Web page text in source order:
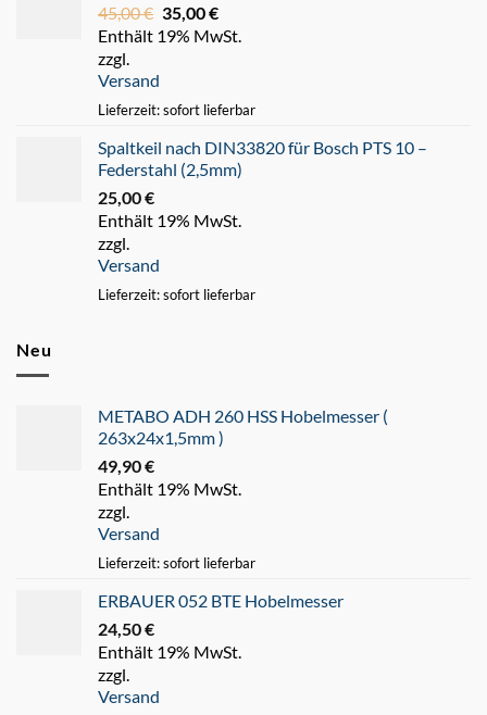
45,00€ Ursprünglicher
Preis
35,00€Aktueller
Preis
Enthält 19% MwSt.
zzgl.
Versand
Lieferzeit: sofort lieferbar
Spaltkeil nach DIN33820 für Bosch PTS 10 –
Federstahl (2,5mm)
25,00€
Enthält 19% MwSt.
zzgl.
Versand
Lieferzeit: sofort lieferbar
Neu
METABO ADH 260 HSS Hobelmesser (
263x24x1,5mm )
49,90€
Enthält 19% MwSt.
zzgl.
Versand
Lieferzeit: sofort lieferbar
ERBAUER 052 BTE Hobelmesser
24,50€
Enthält 19% MwSt.
zzgl.
Versand